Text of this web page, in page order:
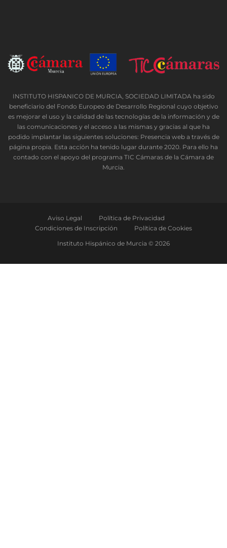
INSTITUTO HISPANICO DE MURCIA, SOCIEDAD LIMITADA ha sido
beneficiario del Fondo Europeo de Desarrollo Regional cuyo objetivo
es mejorar el uso y la calidad de las tecnologías de la información y de
las comunicaciones y el acceso a las mismas y gracias al que ha
podido implantar las siguientes soluciones: Presencia web a través de
página propia. Esta acción ha tenido lugar durante 2020. Para ello ha
contado con el apoyo del programa TIC Cámaras de la Cámara de
Murcia.
Aviso Legal
Política de Privacidad
Condiciones de Inscripción
Política de Cookies
Instituto Hispánico de Murcia © 2026